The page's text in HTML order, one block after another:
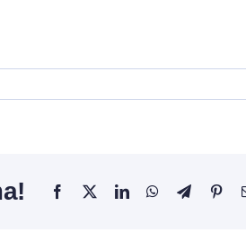
Facebook
X LinkedInWhatsApp
Telegram